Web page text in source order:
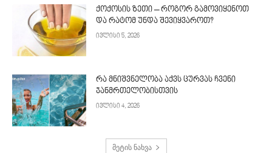
ქოქოსის ზეთი – როგორ გამოვიყენოთ
და რატომ უნდა შევიყვაროთ?
ივლისი 5, 2026
რა მნიშვნელობა აქვს ცურვას ჩვენი
ჯანმრთელობისთვის
ივლისი 4, 2026
მეტის ნახვა